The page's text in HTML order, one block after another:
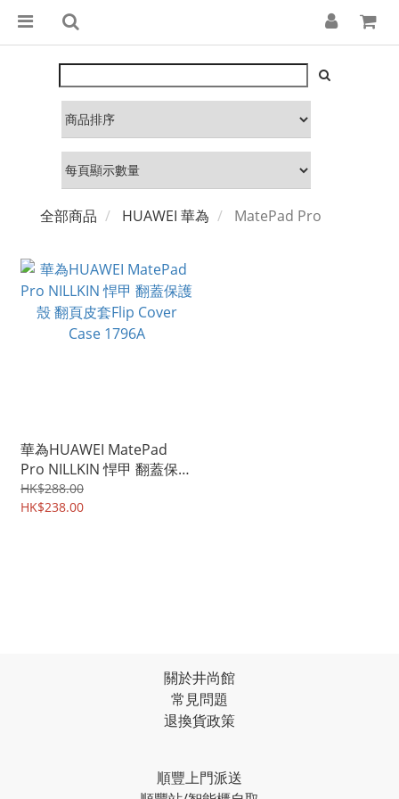
全部商品 HUAWEI 華為 MatePad Pro
華為HUAWEI MatePad
Pro NILLKIN 悍甲 翻蓋保護
殼 翻頁皮套Flip Cover
Case 1796A
HK$288.00
HK$238.00
關於井尚館
常見問題
退換貨政策
順豐上門派送